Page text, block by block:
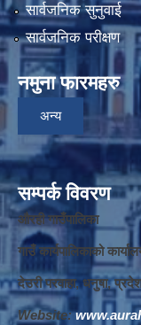
सार्वजनिक सुनुवाई
सार्वजनिक परीक्षण
नमुना फारमहरु
अन्य
सम्पर्क विवरण
औरही गाउँपालिका
गाउँ कार्यपालिकाको
देउरी परवाहा, धनुषा,
Website: